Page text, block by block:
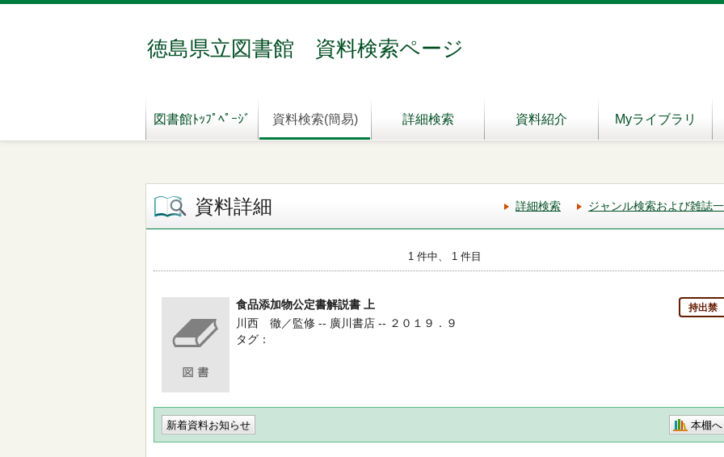
徳島県立図書館 資料検索ページ
図書館ﾄｯﾌﾟﾍﾟｰｼﾞ 資料検索(簡易) 詳細検索 資料紹介 Myライブラリ
資料詳細 詳細検索 ジャンル検索および雑誌
1 件中、 1 件目
食品添加物公定書解説書 上 持出禁
川西 徹／監修 -- 廣川書店 -- ２０１９．９
タグ
新着資料お知らせ 本棚へ